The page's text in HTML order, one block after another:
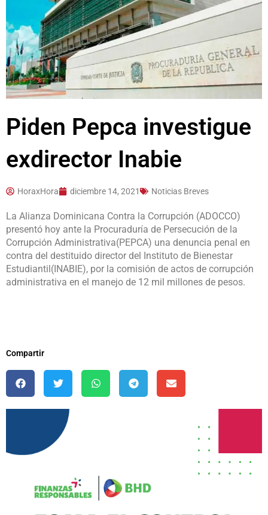
Piden Pepca investigue
exdirector Inabie
HoraxHora diciembre 14, 2021 Noticias Breves
La Alianza Dominicana Contra la Corrupción (ADOCCO)
presentó hoy ante la Procuraduría de Persecución de la
Corrupción Administrativa(PEPCA) una denuncia penal en
contra del destituido director del Instituto de Bienestar
Estudiantil(INABIE), por la comisión de actos de corrupción
administrativa en el manejo de 12 mil millones de pesos.
Compartir